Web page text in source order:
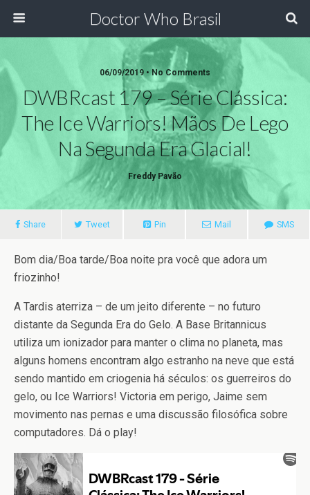
Doctor Who Brasil
06/09/2019 • No Comments
DWBRcast 179 – Série Clássica:
The Ice Warriors! Mãos De Lego
Na Segunda Era Glacial!
Freddy Pavão
Share Tweet Pin Mail SMS
Bom dia/Boa tarde/Boa noite pra você que adora um
friozinho!
A Tardis aterriza – de um jeito diferente – no futuro
distante da Segunda Era do Gelo. A Base Britannicus
utiliza um ionizador para manter o clima no planeta, mas
alguns homens encontram algo estranho na neve que está
sendo mantido em criogenia há séculos: os guerreiros do
gelo, ou Ice Warriors! Victoria em perigo, Jaime sem
movimento nas pernas e uma discussão filosófica sobre
computadores. Dá o play!